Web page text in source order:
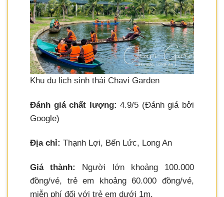
Khu du lịch sinh thái Chavi Garden
Đánh giá chất lượng: 4.9/5 (Đánh giá bởi
Google)
Địa chỉ: Thạnh Lợi, Bến Lức, Long An
Giá thành:
Người lớn khoảng 100.000
đồng/vé, trẻ em khoảng 60.000 đồng/vé,
miễn phí đối với trẻ em dưới 1m.